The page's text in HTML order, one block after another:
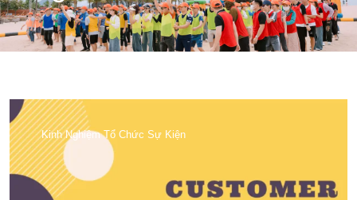
Kinh Nghiệm Tổ Chức Sự Kiện